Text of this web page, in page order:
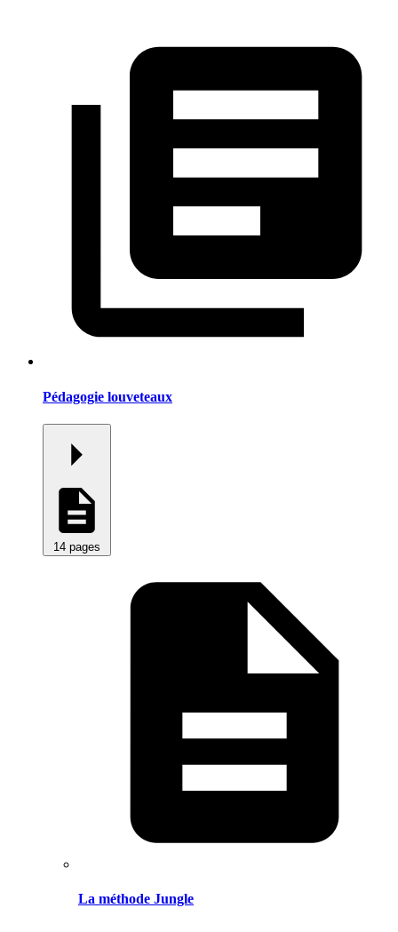
Pédagogie louveteaux
14 pages
La méthode Jungle